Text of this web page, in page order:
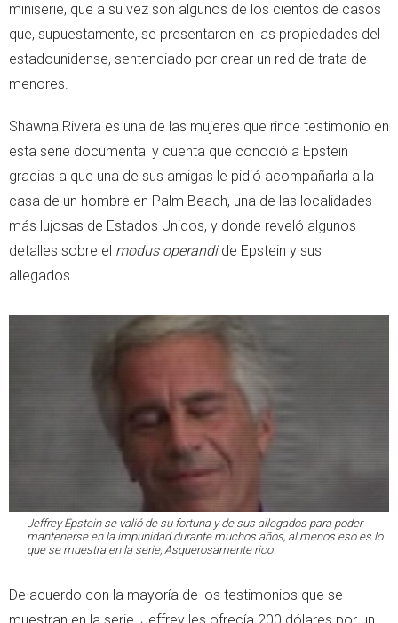
miniserie, que a su vez son algunos de los cientos de casos
que, supuestamente, se presentaron en las propiedades del
estadounidense, sentenciado por crear un red de trata de
menores.
Shawna Rivera es una de las mujeres que rinde testimonio en
esta serie documental y cuenta que conoció a Epstein
gracias a que una de sus amigas le pidió acompañarla a la
casa de un hombre en Palm Beach, una de las localidades
más lujosas de Estados Unidos, y donde reveló algunos
detalles sobre el modus operandide Epstein y sus
allegados.
Jeffrey Epstein se valió de su fortuna y de sus allegados para poder
mantenerse en la impunidad durante muchos años, al menos eso es lo
que se muestra en la serie, Asquerosamente rico
De acuerdo con la mayoría de los testimonios que se